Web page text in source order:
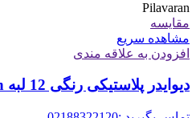
Pilavaran
مقایسه
مشاهده سریع
افزودن به علاقه مندی
دیوایدر پلاستیکی رنگی 12 لبه Pilavaran